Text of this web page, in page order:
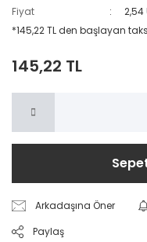
Fiyat
2,54
*145,22 TL den başlayan
145,22 TL
Arkadaşına Öner
Paylaş